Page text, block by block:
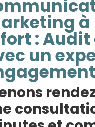
:
un